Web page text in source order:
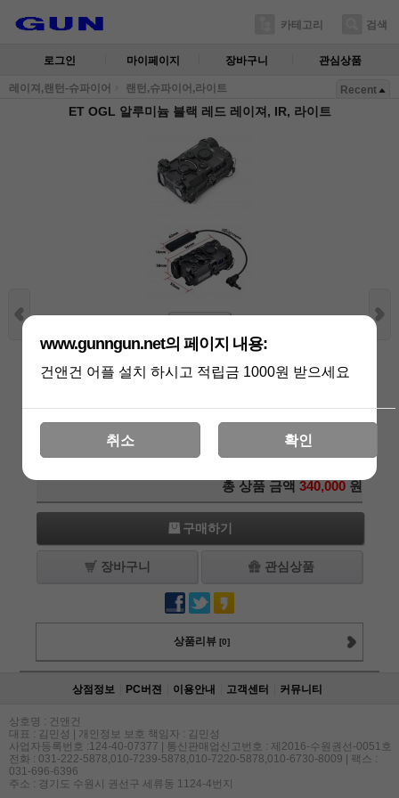
카테고리 검색
로그인 마이페이지 장바구니 관심상품
레이져,랜턴-슈파이어 랜턴,슈파이어,라이트 Recent
ET OGL 알루미늄 블랙 레드 레이져, IR, 라이트
340,000 원 적립금:6800원
남은 수량 : 4 개
레드 레이져, IR, 라이트
340,000
총 상품 금액 340,000 원
구매하기
장바구니 관심상품
상품리뷰 [0]
상점정보 PC버젼 이용안내 고객센터 커뮤니티
상호명 : 건앤건
대표 : 김민성 | 개인정보 보호 책임자 : 김민성
사업자등록번호 :124-40-07377 | 통신판매업신고번호 : 제2016-수원권선-0051호
전화 : 031-222-5878,010-7239-5878,010-7220-5878,010-6730-8009 | 팩스 :
031-696-6396
주소 : 경기도 수원시 권선구 세류동 1124-4번지
www.gunngun.net의 페이지 내용:
건앤건 어플 설치 하시고 적립금 1000원 받으세요
취소 확인